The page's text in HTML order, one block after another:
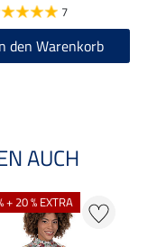
7
den Warenkorb
AUCH
+ 20 % EXTRA